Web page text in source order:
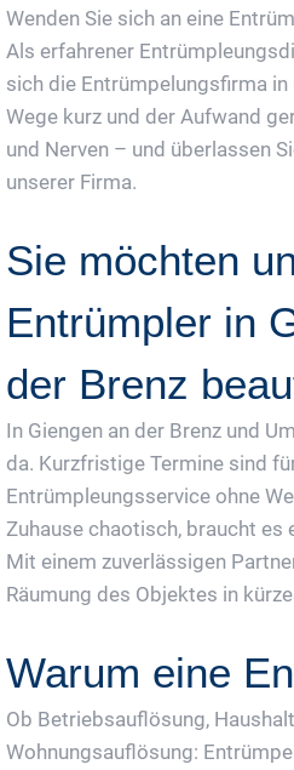
Wenden Sie sich an eine
Als erfahrener
sich die Entrümpelungsfirma in
Wege kurz und der Aufwand
und Nerven – und überlassen
unserer Firma.
Sie möchten
Entrümpler in
der Brenz
In Giengen an der Brenz und
da. Kurzfristige Termine sind
Entrümpleungsservice ohne
Zuhause chaotisch, braucht es
Mit einem zuverlässigen
Räumung des Objektes in
Warum eine
Ob Betriebsauflösung,
Wohnungsauflösung: